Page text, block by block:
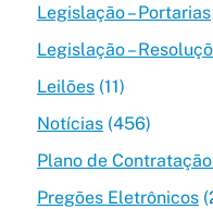
Legislação – Portarias
Legislação –
Leilões(11)
Notícias(456)
Plano de
Pregões Eletrônicos